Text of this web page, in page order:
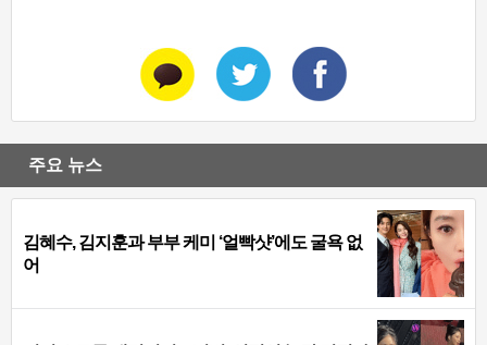
주요 뉴스
김혜수, 김지훈과 부부 케미 ‘얼빡샷’에도 굴욕 없
어